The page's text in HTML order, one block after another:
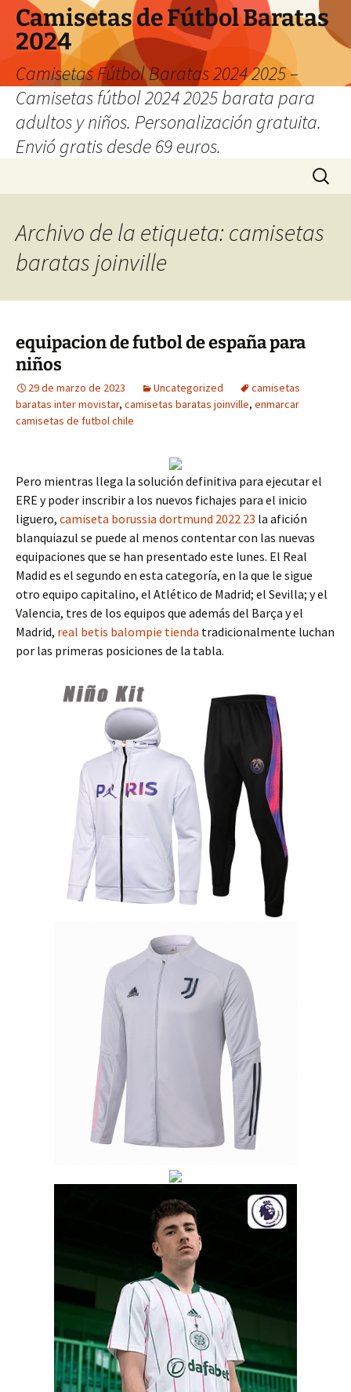
Camisetas de Fútbol Baratas
2024
Camisetas Fútbol Baratas 2024 2025 –
Camisetas fútbol 2024 2025 barata para
adultos y niños. Personalización gratuita.
Envió gratis desde 69 euros.
Buscar:
Archivo de la etiqueta: camisetas
baratas joinville
equipacion de futbol de españa para
niños
29 de marzo de 2023 Uncategorized
camisetas
baratas inter movistar, camisetas baratas joinville, enmarcar
camisetas de futbol chile
Pero mientras llega la solución definitiva para ejecutar el
ERE y poder inscribir a los nuevos fichajes para el inicio
liguero, camiseta borussia dortmund 2022 23 la afición
blanquiazul se puede al menos contentar con las nuevas
equipaciones que se han presentado este lunes. El Real
Madid es el segundo en esta categoría, en la que le sigue
otro equipo capitalino, el Atlético de Madrid; el Sevilla; y el
Valencia, tres de los equipos que además del Barça y el
Madrid, real betis balompie tienda tradicionalmente luchan
por las primeras posiciones de la tabla.